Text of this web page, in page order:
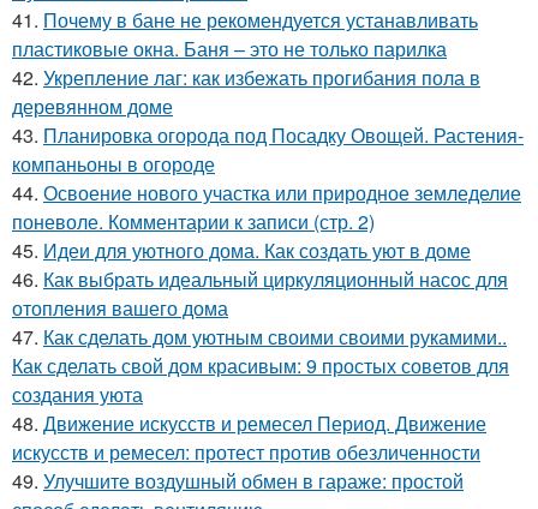
41. Почему в бане не рекомендуется устанавливать
пластиковые окна. Баня – это не только парилка
42. Укрепление лаг: как избежать прогибания пола в
деревянном доме
43. Планировка огорода под Посадку Овощей. Растения-
компаньоны в огороде
44. Освоение нового участка или природное земледелие
поневоле. Комментарии к записи (стр. 2)
45. Идеи для уютного дома. Как создать уют в доме
46. Как выбрать идеальный циркуляционный насос для
отопления вашего дома
47. Как сделать дом уютным своими своими рукамими..
Как сделать свой дом красивым: 9 простых советов для
создания уюта
48. Движение искусств и ремесел Период. Движение
искусств и ремесел: протест против обезличенности
49. Улучшите воздушный обмен в гараже: простой